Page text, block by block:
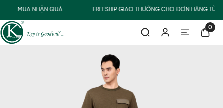
MUA NHẬN QUÀ FREESHIP GIAO THƯỜNG CHO ĐƠN HÀNG TỪ
0